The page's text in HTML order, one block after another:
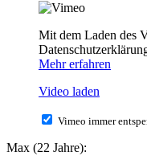
Mit dem Laden des
Mehr erfahren
Video laden
Vimeo immer
Max (22 Jahre):